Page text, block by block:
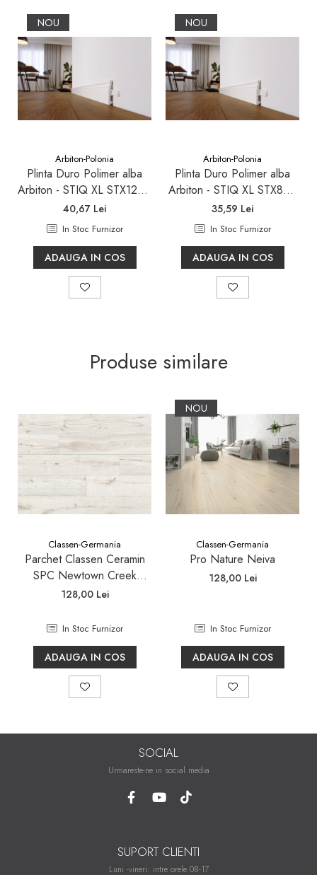
NOU
Arbiton-Polonia
Plinta Duro Polimer alba
Arbiton - STIQ XL STX120 -
(inaltime plinta 10 cm)
40,67 Lei
In Stoc Furnizor
ADAUGA IN COS
NOU
Arbiton-Polonia
Plinta Duro Polimer alba
Arbiton - STIQ XL STX820
-(inaltime plinta 8cm)
35,59 Lei
In Stoc Furnizor
ADAUGA IN COS
Produse similare
Classen-Germania
Parchet Classen Ceramin
SPC Newtown Creek
62478 rigid waterproof
128,00 Lei
In Stoc Furnizor
ADAUGA IN COS
NOU
Classen-Germania
Pro Nature Neiva
128,00 Lei
In Stoc Furnizor
ADAUGA IN COS
SOCIAL
Urmareste-ne in social media
SUPORT CLIENTI
Luni -vineri: intre orele 08-17